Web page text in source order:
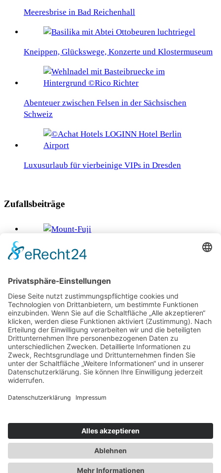
Meeresbrise in Bad Reichenhall
Kneippen, Glückswege, Konzerte und Klostermuseum
Abenteuer zwischen Felsen in der Sächsischen
Schweiz
Luxusurlaub für vierbeinige VIPs in Dresden
Zufallsbeiträge
Allein durch Japan reisen, ohne die Sprache zu
sprechen – geht das wirklich?
Die Kraft der Farben unter Portugals Wintersonne
Villach – Die Stadt mit dem südlichen Lebensgefühl
Osakas Esskultur
Fünf Tipps für den Urlaub am Gardasee von Leonardo